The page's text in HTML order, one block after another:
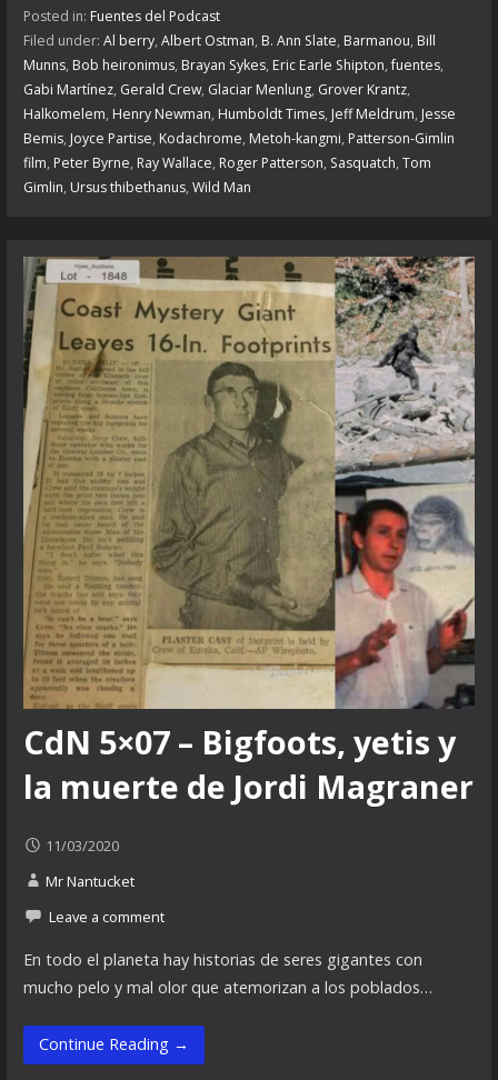
Posted in: Fuentes del Podcast
Filed under: Al berry, Albert Ostman, B. Ann Slate, Barmanou, Bill
Munns, Bob heironimus, Brayan Sykes, Eric Earle Shipton,fuentes,
Gabi Martínez, Gerald Crew, Glaciar Menlung, Grover Krantz,
Halkomelem, Henry Newman, Humboldt Times, Jeff Meldrum, Jesse
Bemis, Joyce Partise, Kodachrome, Metoh-kangmi, Patterson-Gimlin
film, Peter Byrne, Ray Wallace, Roger Patterson, Sasquatch, Tom
Gimlin, Ursus thibethanus, Wild Man
CdN 5×07 – Bigfoots, yetis y
la muerte de Jordi Magraner
11/03/2020
Mr Nantucket
Leave a comment
En todo el planeta hay historias de seres gigantes con
mucho pelo y mal olor que atemorizan a los poblados…
Continue Reading →